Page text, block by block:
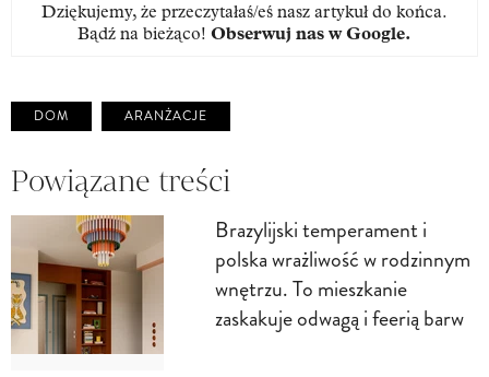
Dziękujemy, że przeczytałaś/eś nasz artykuł do końca.
Bądź na bieżąco! Obserwuj nas w Google.
DOM ARANŻACJE
Powiązane treści
Brazylijski temperament i
polska wrażliwość w rodzinnym
wnętrzu. To mieszkanie
zaskakuje odwagą i feerią barw